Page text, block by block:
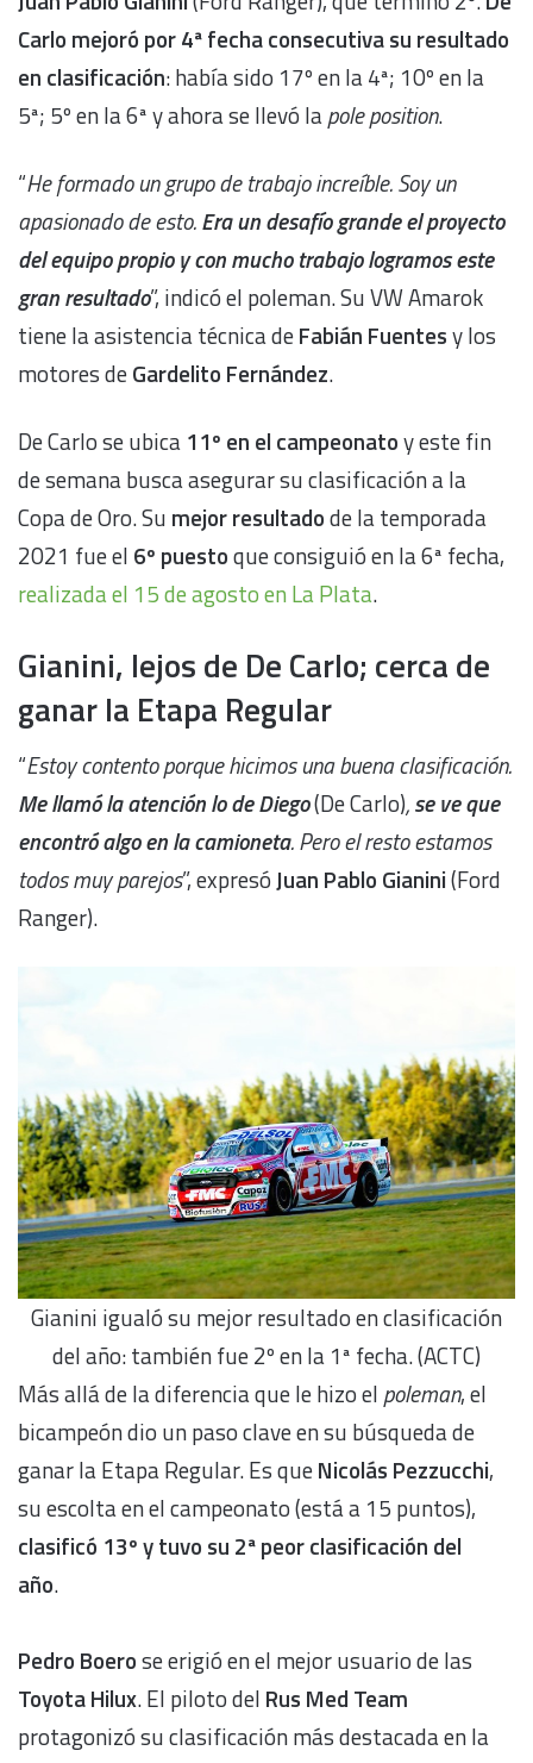
Carlo mejoró por 4ª fecha consecutiva su resultado
en clasificación: había sido 17º en la 4ª; 10º en la
5ª; 5º en la 6ª y ahora se llevó lapole position.
“He formado un grupo de trabajo increíble. Soy un
apasionado de esto.Era un desafío grande el proyecto
del equipo propio y con mucho trabajo logramos este
gran resultado”, indicó el poleman. Su VW Amarok
tiene la asistencia técnica deFabián Fuentesy los
motores deGardelito Fernández.
De Carlo se ubica 11º en el campeonatoy este fin
de semana busca asegurar su clasificación a la
Copa de Oro. Su mejor resultadode la temporada
2021 fue el 6º puestoque consiguió en la 6ª fecha,
realizada el 15 de agosto en La Plata.
Gianini, lejos de De Carlo; cerca de
ganar la Etapa Regular
“Estoy contento porque hicimos una buena clasificación.
Me llamó la atención lo de Diego(De Carlo),se ve que
encontró algo en la camioneta. Pero el resto estamos
todos muy parejos”, expresóJuan Pablo Gianini(Ford
Ranger).
Gianini igualó su mejor resultado en clasificación
del año: también fue 2º en la 1ª fecha. (ACTC)
Más allá de la diferencia que le hizo el poleman, el
bicampeón dio un paso clave en su búsqueda de
ganar la Etapa Regular. Es queNicolás Pezzucchi,
su escolta en el campeonato (está a 15 puntos),
clasificó 13º y tuvo su 2ª peor clasificación del
año.
Pedro Boerose erigió en el mejor usuario de las
Toyota Hilux. El piloto del Rus Med Team
protagonizó su clasificación más destacada en la